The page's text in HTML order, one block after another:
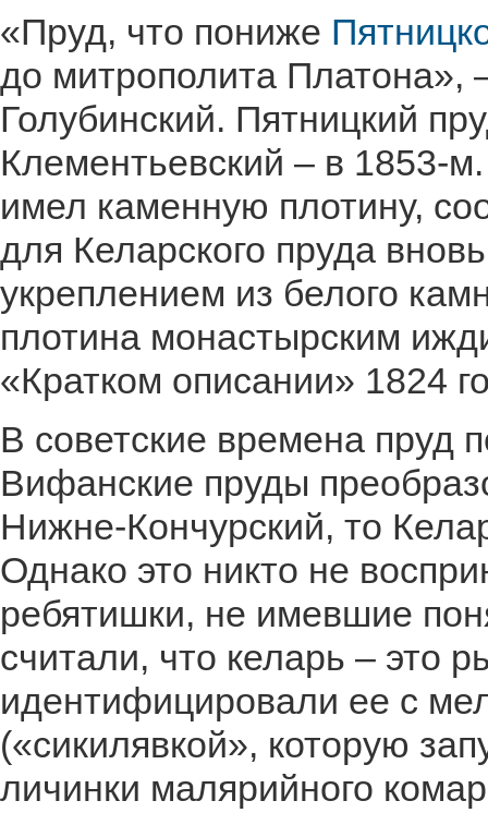
«Пруд, что пониже
до митрополита Платона»,
Голубинский. Пятницкий
Клементьевский – в 1853-
имел каменную плотину,
для Келарского пруда
укреплением из белого
плотина монастырским
«Кратком описании» 1824
В советские времена пруд
Вифанские пруды
Нижне-Кончурский, то
Однако это никто не
ребятишки, не имевшие
считали, что келарь – это
идентифицировали ее с
(«сикилявкой», которую
личинки малярийного